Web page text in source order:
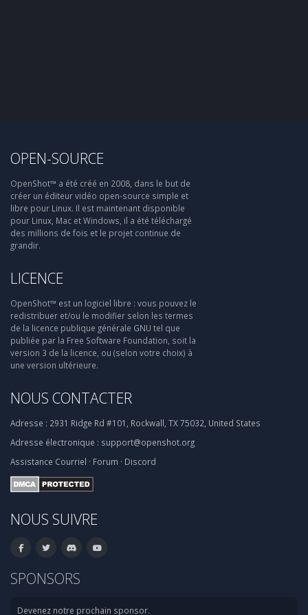
OPEN-SOURCE
OpenShot™ a été créé en 2008, dans le but de
créer un éditeur vidéo open-source simple et
libre pour Linux. Il est maintenant disponible
pour Linux, Mac et Windows, il a été téléchargé
des millions de fois et le projet continue de
grandir.
LICENCE
OpenShot™ est un logiciel libre : vous pouvez le
redistribuer et/ou le modifier selon les termes
de la licence publique générale GNU tel que
publiée par la Free Software Foundation, soit la
version 3 de la licence, ou (selon votre choix) à
une version ultérieure.
NOUS CONTACTER
Adresse : 2931 Ridge Rd #101, Rockwall, TX 75032, United States
Adresse électronique : support@openshot.org
Assistance Courriel · Forum · Discord
NOUS SUIVRE
SPONSORS
Devenez notre prochain sponsor.